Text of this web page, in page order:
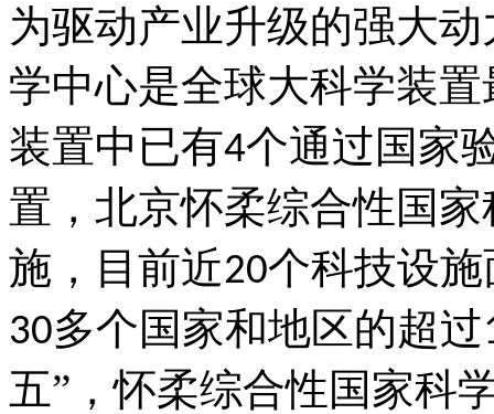
为驱动产业升级的强大
学中心是全球大科学装
装置中已有4个通过国家
置，北京怀柔综合性国
施，目前近20个科技设
30多个国家和地区的超过
五”，怀柔综合性国家科